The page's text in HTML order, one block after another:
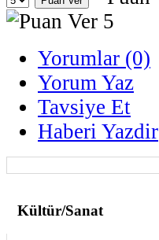
Yorumlar (0)
Yorum Yaz
Tavsiye Et
Haberi Yazdir
Kültür/Sanat